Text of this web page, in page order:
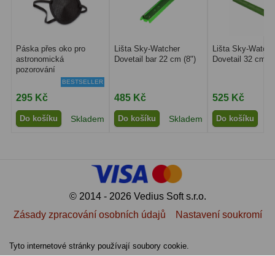
Amici hranoly 90°
Pozorovací dalekohledy 56
Kompaktní11
Turistické
Myslivecké
Binokulární dalekohledy
Astronomické44
Páska přes oko pro
astronomická
pozorování
BESTSELLER
295 Kč
Do košíku Skladem
Lišta Sky-Watcher
Dovetail bar 22 cm (8")
485 Kč
Do košíku Skladem
Lišta Sky-
Dovetail 32 cm
525 Kč
Do košíku
© 2014 - 2026 Vedius Soft s.r.o.
Zásady zpracování osobních údajů
Nastavení soukromí
Tyto internetové stránky používají soubory cookie.